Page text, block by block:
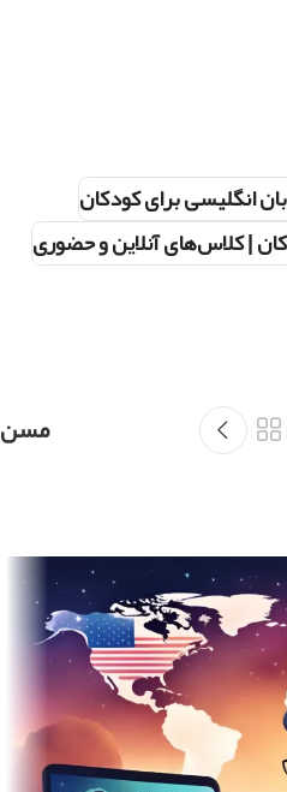
انگلیسی برای کودکان
| کلاس‌های آنلاین و حضوری
مسن